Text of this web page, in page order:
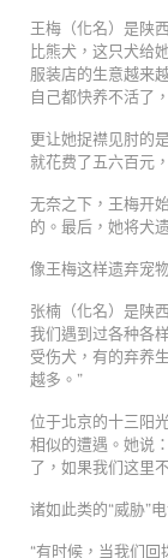
王梅（化名）是陕
比熊犬，这只犬给
服装店的生意越来
自己都快养不活了
更让她捉襟见肘的
就花费了五六百元
无奈之下，王梅开
的。最后，她将犬
像王梅这样遗弃宠
张楠（化名）是陕
我们遇到过各种各
受伤犬，有的弃养
越多。”
位于北京的十三阳
相似的遭遇。她说
了，如果我们这里
诸如此类的“威胁”
“有时候，当我们